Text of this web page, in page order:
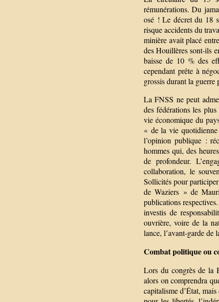
rémunérations. Du
osé ! Le décret du 18
risque accidents du
minière avait placé
des Houillères sont-ils
baisse de 10 % des
cependant prête à
grossis durant la
La FNSS ne peut
des fédérations les
vie économique du
« de la vie
l’opinion publique :
hommes qui, des
de profondeur.
collaboration, le
Sollicités pour
de Waziers » de
publications
investis de
ouvrière, voire de la
lance, l’avant-garde de
Combat politique ou
Lors du congrès de la
alors on comprendra
capitalisme d’État,